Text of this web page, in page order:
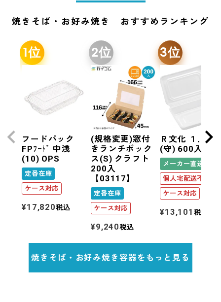
焼きそば・お好み焼き おすすめランキング
フードパック
FPﾌｰﾄﾞ 中浅
(10) OPS
定番在庫
ケース対応
¥17,820税込
(規格変更)窓付
きランチボック
ス(S) クラフト
200入
【03117】
定番在庫
ケース対応
¥9,240税込
Ｒ文化 １．５
(守) 600入
メーカー直送
個人宅配送不可
ケース対応
¥13,101 税込
焼きそば・お好み焼き容器をもっと見る